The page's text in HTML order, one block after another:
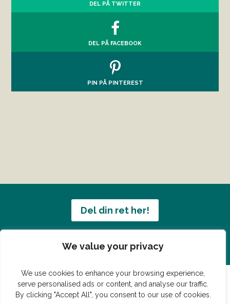
We value your privacy
We use cookies to enhance your browsing experience,
serve personalised ads or content, and analyse our traffic.
By clicking "Accept All", you consent to our use of cookies.
DEL PÅ TWITTER
DEL PÅ FACEBOOK
PIN PÅ PINTEREST
Del din ret her!
Har du en konge ret du vil dele?
© Vildmedmad.dk 2019. God og nem mad!